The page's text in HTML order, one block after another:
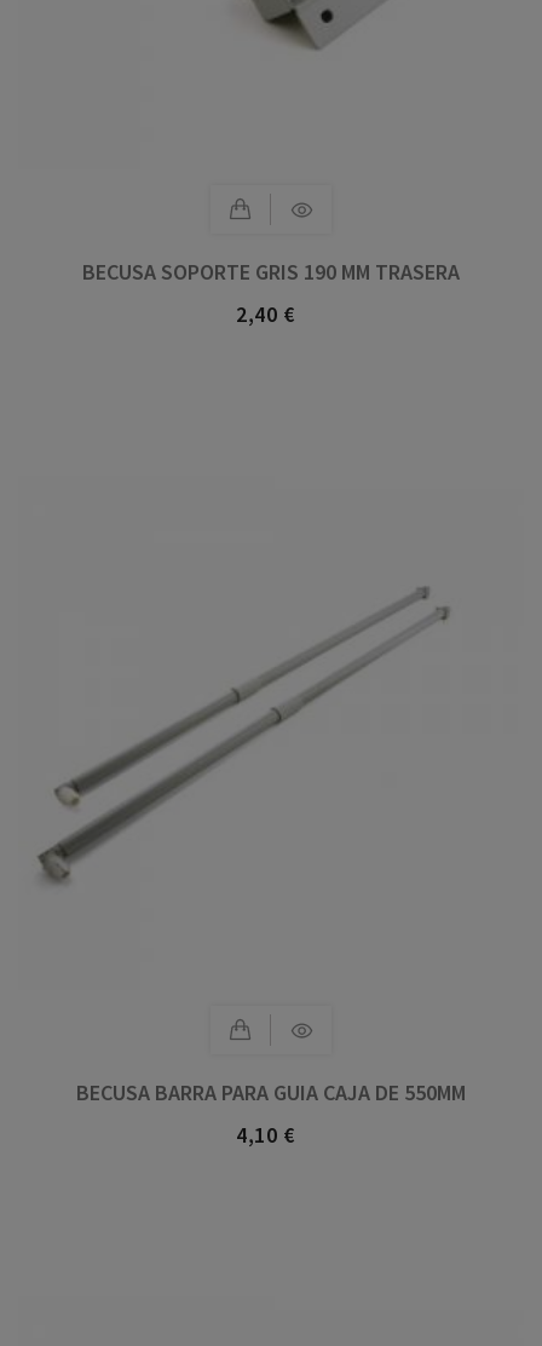
BECUSA SOPORTE GRIS 190 MM TRASERA
Precio
2,40 €
BECUSA BARRA PARA GUIA CAJA DE 550MM
Precio
4,10 €